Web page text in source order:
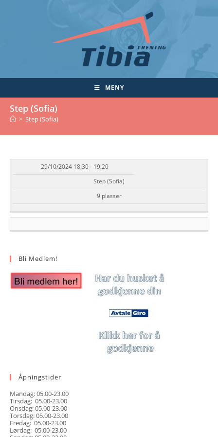
MENY
Step (Sofia)
> Step (Sofia)
DATO/TID EVENT TILGJENGELIGHET
29/10/2024 18:30 - 19:20
Step (Sofia)
9 plasser
Bli Medlem!
Åpningstider
Mandag: 05.00-23.00
Tirsdag: 05.00-23.00
Onsdag: 05.00-23.00
Torsdag: 05.00-23.00
Fredag: 05.00-23.00
Lørdag: 05.00-23.00